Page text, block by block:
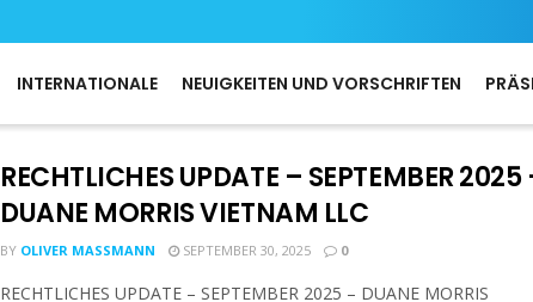
INTERNATIONALE NEUIGKEITEN UND VORSCHRIFTEN
RECHTLICHES UPDATE – SEPTEMBER 2025
DUANE MORRIS VIETNAM LLC
BY OLIVER MASSMANN SEPTEMBER 30, 2025 0
RECHTLICHES UPDATE – SEPTEMBER 2025 – DUANE MORRIS